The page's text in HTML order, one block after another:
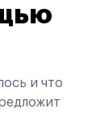
и что